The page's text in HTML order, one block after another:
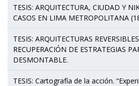
TESIS: ARQUITECTURA, CIUDAD Y
CASOS EN LIMA METROPOLITANA
TESIS: ARQUITECTURAS
RECUPERACIÓN DE ESTRATEGIAS
DESMONTABLE.
TESIS: Cartografía de la acción.